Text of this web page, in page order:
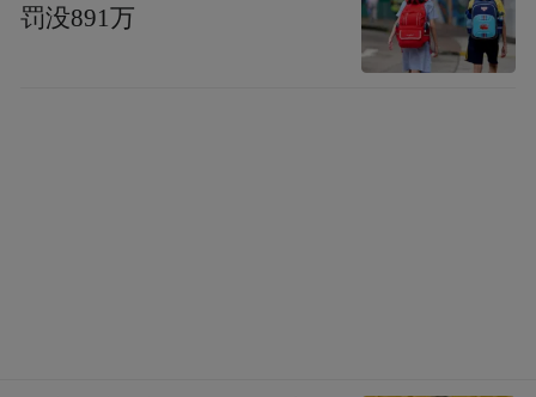
罚没891万